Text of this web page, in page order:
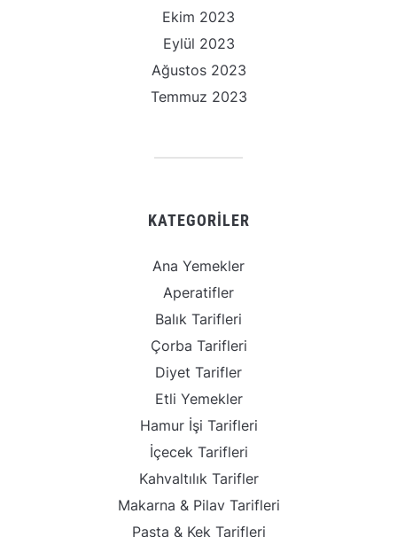
Ekim 2023
Eylül 2023
Ağustos 2023
Temmuz 2023
KATEGORILER
Ana Yemekler
Aperatifler
Balık Tarifleri
Çorba Tarifleri
Diyet Tarifler
Etli Yemekler
Hamur İşi Tarifleri
İçecek Tarifleri
Kahvaltılık Tarifler
Makarna & Pilav Tarifleri
Pasta & Kek Tarifleri